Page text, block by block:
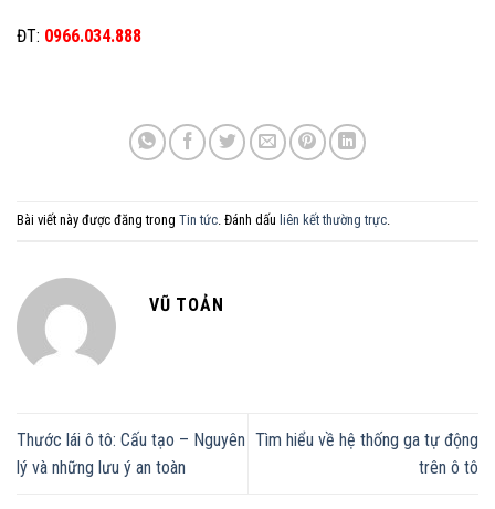
ĐT: 0966.034.888
Bài viết này được đăng trong Tin tức. Đánh dấu liên kết thường trực.
VŨ TOẢN
Thước lái ô tô: Cấu tạo – Nguyên
lý và những lưu ý an toàn
Tìm hiểu về hệ thống ga tự động
trên ô tô